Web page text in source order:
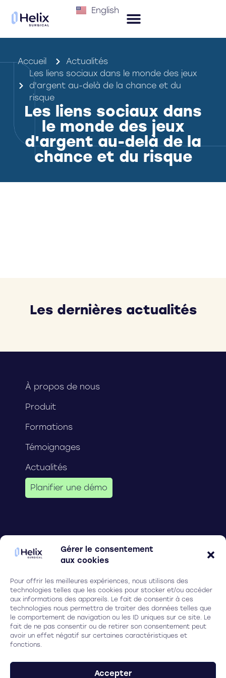
Gérer le consentement
aux cookies
Pour offrir les meilleures expériences, nous utilisons des
technologies telles que les cookies pour stocker et/ou accéder
aux informations des appareils. Le fait de consentir à ces
technologies nous permettra de traiter des données telles que
le comportement de navigation ou les ID uniques sur ce site. Le
fait de ne pas consentir ou de retirer son consentement peut
avoir un effet négatif sur certaines caractéristiques et
fonctions.
Accepter
English
Accueil
Actualités
Les liens sociaux dans le monde des jeux
d'argent au-delà de la chance et du
risque
Les liens sociaux dans
le monde des jeux
d'argent au-delà de la
chance et du risque
Les dernières actualités
À propos de nous
Produit
Formations
Témoignages
Actualités
Planifier une démo
Legal
Cookies
Privacy policy
Parc Ampéris, Bât. Baya,